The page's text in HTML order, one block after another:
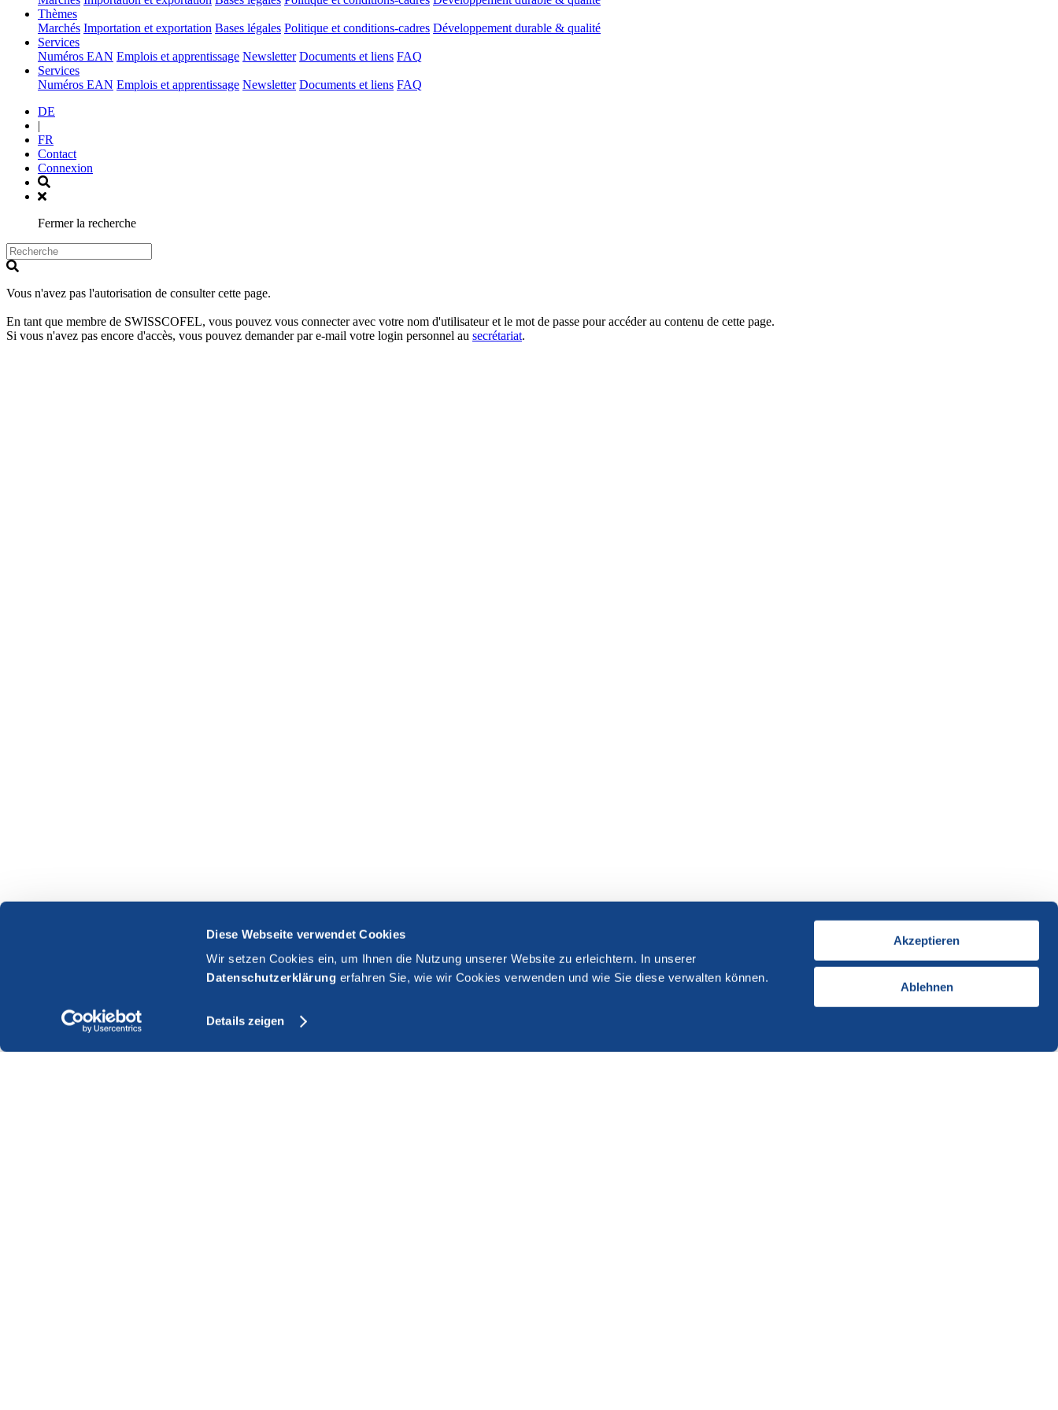
Diese Webseite verwendet Cookies
Wir setzen Cookies ein, um Ihnen die Nutzung unserer Website zu erleichtern. In unserer
Datenschutzerklärung erfahren Sie, wie wir Cookies verwenden und wie Sie diese verwalten können.
Details zeigen
Akzeptieren
Ablehnen
Thèmes(current)
Marchés Importation et exportation Bases légales Politique et conditions-cadres Développement durable & qualité
Services(current)
Numéros EAN Emplois et apprentissage Newsletter Documents et liens FAQ
Services(current)
Numéros EAN Emplois et apprentissage Newsletter Documents et liens FAQ
DE
|
FR
Contact
Connexion
Fermer la recherche
Vous n'avez pas l'autorisation de consulter cette page.
En tant que membre de SWISSCOFEL, vous pouvez vous connecter avec votre nom d'utilisateur et le mot de passe pour accéder au contenu de cette page.
Si vous n'avez pas encore d'accès, vous pouvez demander par e-mail votre login personnel au secrétariat.